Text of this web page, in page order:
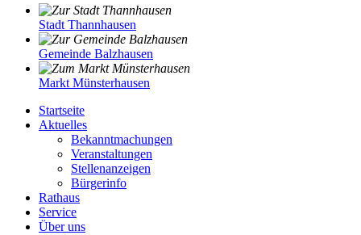
Stadt Thannhausen
Gemeinde Balzhausen
Markt Münsterhausen
Startseite
Aktuelles
Bekanntmachungen
Veranstaltungen
Stellenanzeigen
Bürgerinfo
Rathaus
Service
Über uns